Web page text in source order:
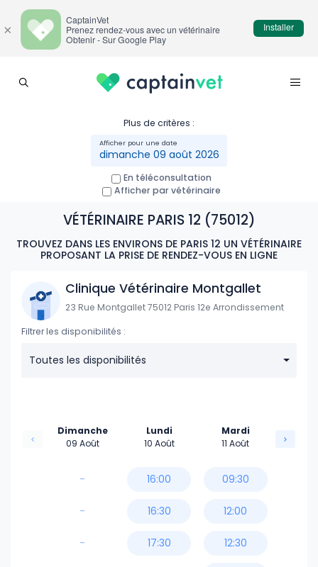
Plus de critères :
dimanche 09 août 2026
En téléconsultation
Afficher par vétérinaire
VÉTÉRINAIRE PARIS 12 (75012)
TROUVEZ DANS LES ENVIRONS DE PARIS 12 UN VÉTÉRINAIRE
PROPOSANT LA PRISE DE RENDEZ-VOUS EN LIGNE
Clinique Vétérinaire Montgallet
23 Rue Montgallet 75012 Paris 12e Arrondissement
Filtrer les disponibilités :
Toutes les disponibilités
Dimanche
09 Août
-
-
-
Lundi
10 Août
16:00
16:30
17:30
Mardi
11 Août
09:30
12:00
12:30
×
CaptainVet
Prenez rendez-vous avec un vétérinaire
Obtenir - Sur Google Play
Installer